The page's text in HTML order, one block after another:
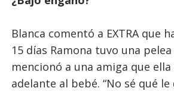
Blanca comentó a EXTRA que
15 días Ramona tuvo una
mencionó a una amiga que
adelante al bebé. “No sé qué